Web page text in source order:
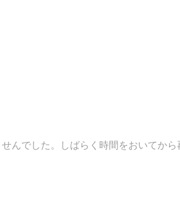
んでした。しばらく時間をおいてから